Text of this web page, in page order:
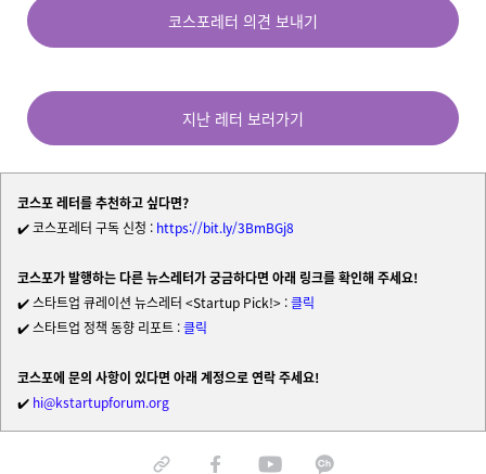
코스포레터 의견 보내기
지난 레터 보러가기
코스포 레터를 추천하고 싶다면?
✔️코스포레터 구독 신청 : https://bit.ly/3BmBGj8
코스포가 발행하는 다른 뉴스레터가 궁금하다면 아래 링크를 확인해 주세요!
✔️스타트업 큐레이션 뉴스레터 <Startup Pick!> :클릭
✔️ 스타트업 정책 동향 리포트 :클릭
코스포에 문의 사항이 있다면 아래 계정으로 연락 주세요!
✔️ hi@kstartupforum.org